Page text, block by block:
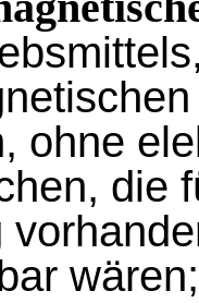
ohne
die
wären;